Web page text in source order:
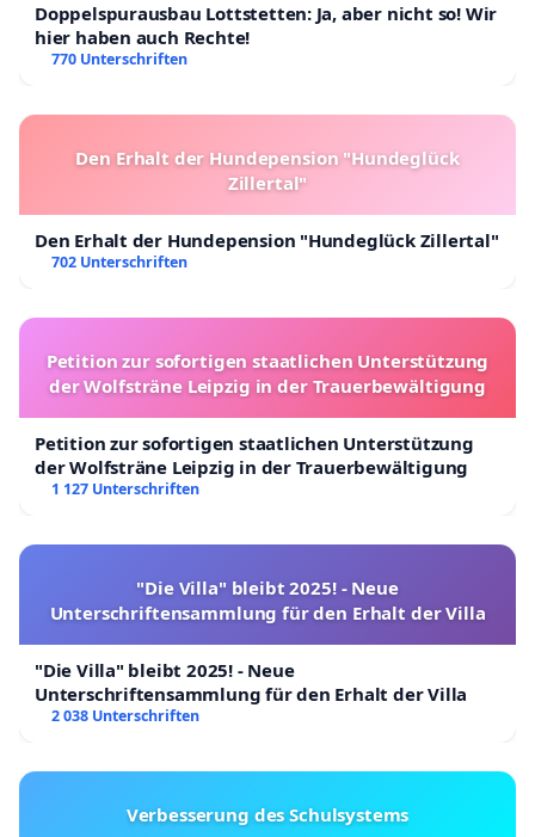
Doppelspurausbau Lottstetten: Ja, aber nicht so! Wir
hier haben auch Rechte!
770 Unterschriften
Den Erhalt der Hundepension "Hundeglück
Zillertal"
Den Erhalt der Hundepension "Hundeglück Zillertal"
702 Unterschriften
Petition zur sofortigen staatlichen Unterstützung
der Wolfsträne Leipzig in der Trauerbewältigung
Petition zur sofortigen staatlichen Unterstützung
der Wolfsträne Leipzig in der Trauerbewältigung
1 127 Unterschriften
"Die Villa" bleibt 2025! - Neue
Unterschriftensammlung für den Erhalt der Villa
"Die Villa" bleibt 2025! - Neue
Unterschriftensammlung für den Erhalt der Villa
2 038 Unterschriften
Verbesserung des Schulsystems